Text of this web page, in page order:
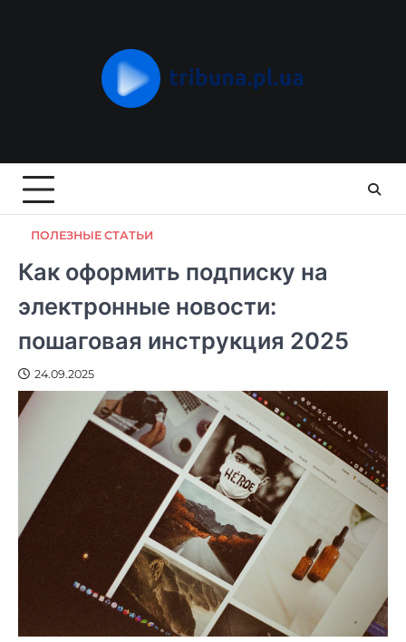
ПОЛЕЗНЫЕ СТАТЬИ
Как оформить подписку на
электронные новости:
пошаговая инструкция 2025
24.09.2025